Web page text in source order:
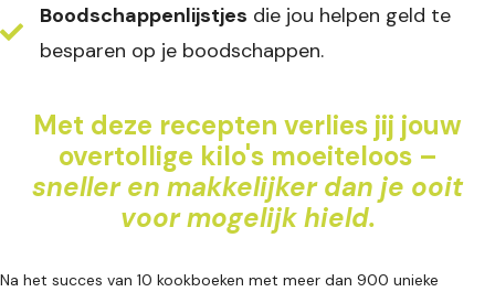
Boodschappenlijstjes die jou helpen geld te
besparen op je boodschappen.
Met deze recepten verlies jij jouw
overtollige kilo's moeiteloos –
sneller en makkelijker dan je ooit
voor mogelijk hield.
Na het succes van 10 kookboeken met meer dan 900 unieke